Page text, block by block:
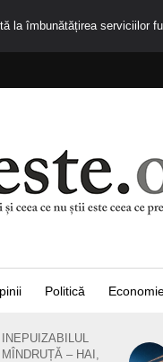
Politică
INEPUIZABILUL
MÎNDRUȚĂ – HAI,
la îmbunătățirea serviciilor